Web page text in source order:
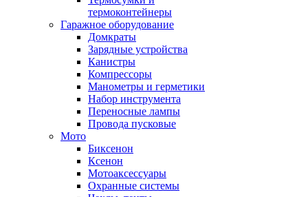
термоконтейнеры
Гаражное оборудование
Домкраты
Зарядные устройства
Канистры
Компрессоры
Манометры и герметики
Набор инструмента
Переносные лампы
Провода пусковые
Мото
Биксенон
Ксенон
Мотоаксессуары
Охранные системы